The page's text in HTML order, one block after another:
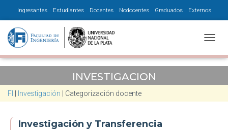
Ingresantes Estudiantes Docentes Nodocentes Graduados Externos
INVESTIGACION
FI Investigación Categorización docente
Investigación y Transferencia